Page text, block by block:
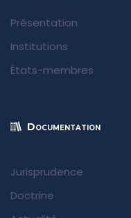
Présentation
Institutions
États-membres
Documentation
Jurisprudence
Doctrine